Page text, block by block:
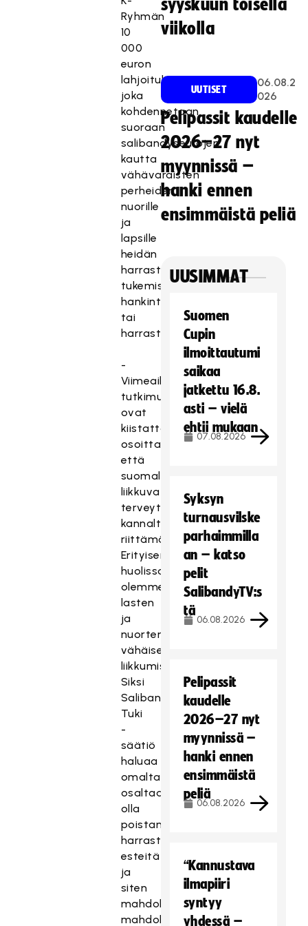
Ryhmän
10
000
euron
lahjoituksesta,
joka
kohdennetaan
suoraan
salibandyseurojen
kautta
vähävaraisten
perheiden
nuorille
ja
lapsille
heidän
harrastustoimintansa
tukemiseksi,
hankintoihin
tai
harrastustoimintaan.
-
Viimeaikaiset
tutkimukset
ovat
kiistatta
osoittaneet,
että
suomalaiset
liikkuvat
terveytensä
kannalta
riittämättömästi.
Erityisen
huolissamme
olemme
lasten
ja
nuorten
vähäisestä
liikkumisesta.
Siksi
Salibandyn
Tuki
-
säätiö
haluaa
omalta
osaltaan
olla
poistamassa
harrastamisen
esteitä
ja
siten
mahdollistamassa
mahdollisimman
syyskuun toisella
viikolla
UUTISET
06.08.2
026
Pelipassit kaudelle
2026–27 nyt
myynnissä –
hanki ennen
ensimmäistä peliä
UUSIMMAT
Suomen
Cupin
ilmoittautumi
saikaa
jatkettu 16.8.
asti – vielä
ehtii mukaan
07.08.2026
Syksyn
turnausvilske
parhaimmilla
an – katso
pelit
SalibandyTV:s
tä
06.08.2026
Pelipassit
kaudelle
2026–27 nyt
myynnissä –
hanki ennen
ensimmäistä
peliä
06.08.2026
“Kannustava
ilmapiiri
syntyy
yhdessä –